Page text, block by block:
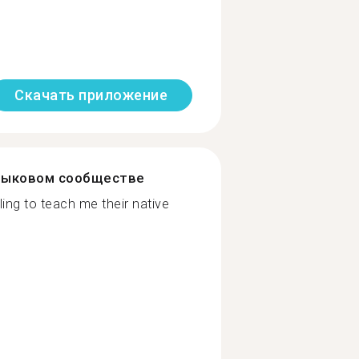
Скачать приложение
сообществе
to teach me their native